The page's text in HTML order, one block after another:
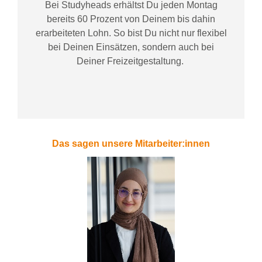
Bei Studyheadserhältst Du jeden Montag
bereits 60 Prozent von Deinem bis dahin
erarbeiteten Lohn. So bist Du nicht nur flexibel
bei Deinen Einsätzen, sondern auch bei
DeinerFreizeitgestaltung.
Das sagen unsere Mitarbeiter:innen